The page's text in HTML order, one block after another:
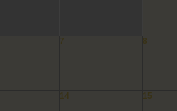
7 8
14 15